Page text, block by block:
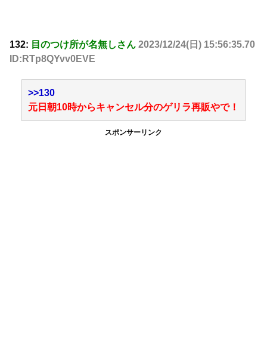
132: 目のつけ所が名無しさん 2023/12/24(日) 15:56:35.70
ID:RTp8QYvv0EVE
>>130
元日朝10時からキャンセル分のゲリラ再販やで！
スポンサーリンク